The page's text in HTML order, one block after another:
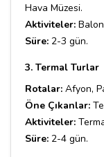
Hava Müzesi.
Aktiviteler:
Süre: 2-3 gün.
3. Termal Turlar
Rotalar: Afyon,
Öne Çıkanlar:
Aktiviteler:
Süre: 2-4 gün.